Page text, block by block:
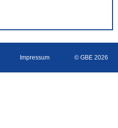
Impressum © GBE 2026